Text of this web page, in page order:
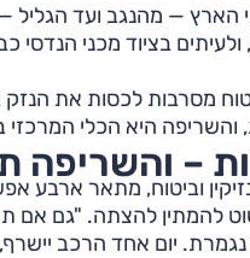
— מהנגב ועד הגליל
בציוד מכני הנדסי
מסרבות לכסות את הנזק
והשריפה היא הכלי
– והשריפה
וביטוח, מתאר ארבע
להמתין להצתה. "גם אם
יום אחד הרכב